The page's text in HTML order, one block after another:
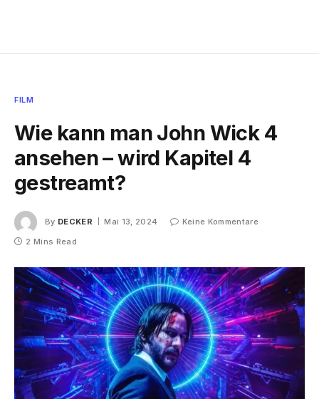
FILM
Wie kann man John Wick 4
ansehen – wird Kapitel 4
gestreamt?
By DECKER Mai 13, 2024
Keine Kommentare
2 Mins Read